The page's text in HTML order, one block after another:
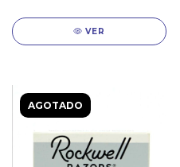
VER
AGOTADO